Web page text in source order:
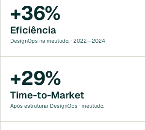
+36%
Eficiência
DesignOps na meutudo. · 2022—2024
+29%
Time-to-Market
Após estruturar DesignOps · meutudo.